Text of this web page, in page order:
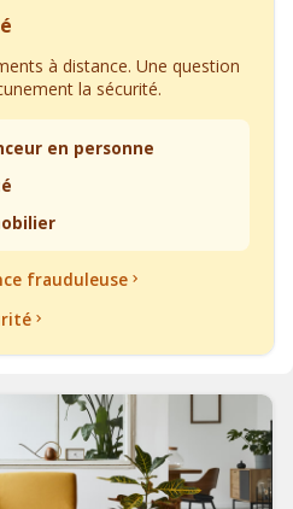
à distance. Une question
la sécurité.
en personne
frauduleuse